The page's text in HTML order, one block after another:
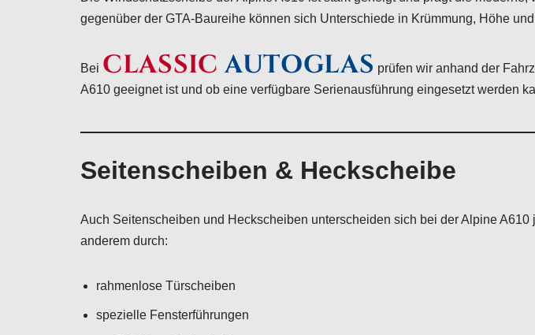
gegenüber der GTA-Baureihe können sich Unterschiede in Krümmung, Höhe
Bei CLASSIC AUTOGLAS prüfen wir anhand der
A610 geeignet ist und ob eine verfügbare Serienausführung eingesetzt werden
Seitenscheiben & Heckscheibe
Auch Seitenscheiben und Heckscheiben unterscheiden sich bei der Alpine
anderem durch:
rahmenlose Türscheiben
spezielle Fensterführungen